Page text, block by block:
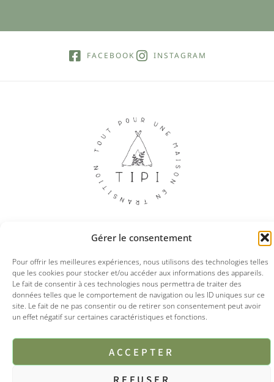
Gérer le consentement
Pour offrir les meilleures expériences, nous utilisons des technologies telles
que les cookies pour stocker et/ou accéder aux informations des appareils.
Le fait de consentir à ces technologies nous permettra de traiter des
données telles que le comportement de navigation ou les ID uniques sur ce
site. Le fait de ne pas consentir ou de retirer son consentement peut avoir
un effet négatif sur certaines caractéristiques et fonctions.
ACCEPTER
REFUSER
FACEBOOK INSTAGRAM
© 2025 Tipi boutique
Mentions légalesCGVPolitique de confidentialités